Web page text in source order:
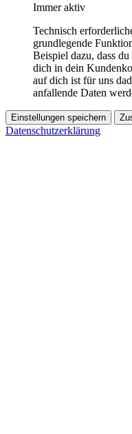
Immer aktiv
Technisch
grundlegende
Beispiel dazu, dass
dich in dein
auf dich ist für uns
anfallende Daten
Einstellungen speichern
Datenschutzerklärung